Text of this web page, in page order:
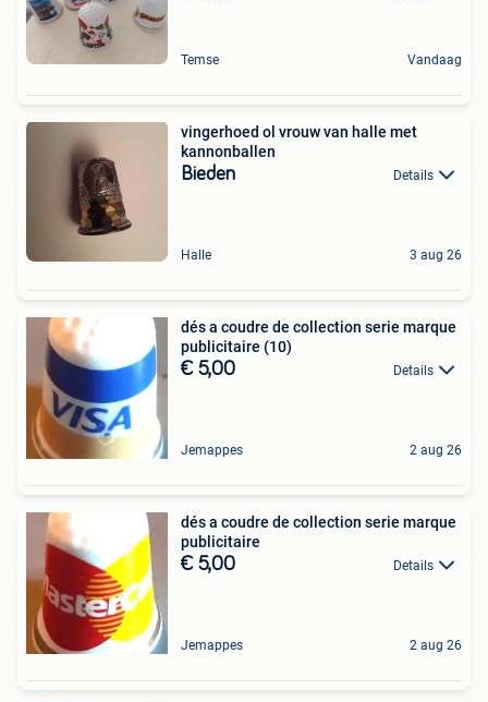
Temse Vandaag
vingerhoed ol vrouw van halle met
kannonballen
Bieden Details
Halle 3 aug 26
dés a coudre de collection serie marque
publicitaire (10)
€ 5,00 Details
Jemappes 2 aug 26
dés a coudre de collection serie marque
publicitaire
€ 5,00 Details
Jemappes 2 aug 26